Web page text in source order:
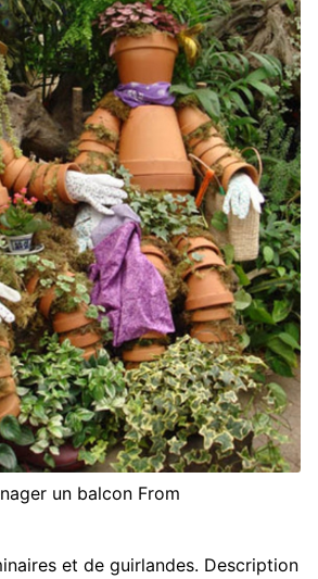
un balcon From
et de guirlandes. Description